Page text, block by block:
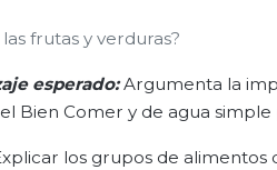
frutas y verduras?
esperado:Argumenta la
Bien Comer y de agua
los grupos de alimentos